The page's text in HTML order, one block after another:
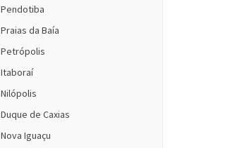
Pendotiba
Praias da Baía
Petrópolis
Itaboraí
Nilópolis
Duque de Caxias
Nova Iguaçu